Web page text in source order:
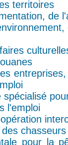
territoires
de
l'emploi
chasseurs
pour la